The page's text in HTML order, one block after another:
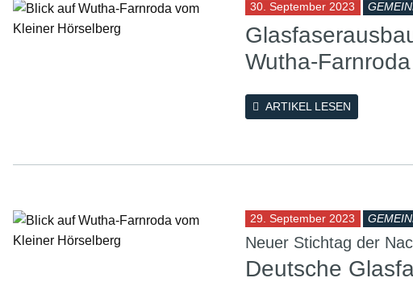
30. September 2023
Wutha-Farnroda
ARTIKEL LESEN
29. September 2023
Neuer Stichtag der
Deutsche